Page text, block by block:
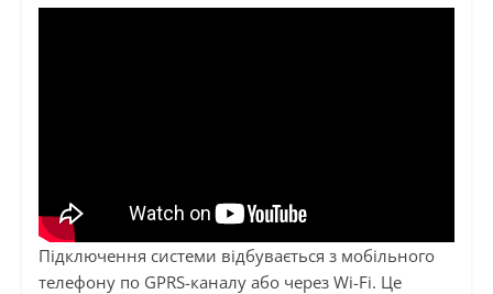
Підключення системи відбувається з мобільного
телефону по GPRS-каналу або через Wi-Fi. Це